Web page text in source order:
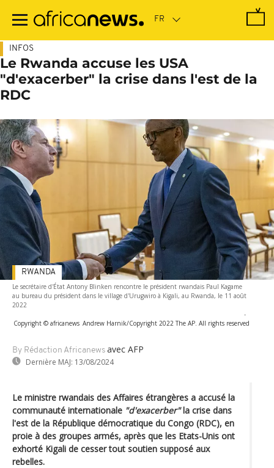
contenu
INFOS
Le Rwanda accuse les USA
"d'exacerber" la crise dans l'est de la
RDC
Le secrétaire d'État Antony Blinken rencontre le président rwandais Paul Kagame
au bureau du président dans le village d'Urugwiro à Kigali, au Rwanda, le 11 août
2022
-
Copyright © africanews Andrew Harnik/Copyright 2022 The AP. All rights reserved
By Rédaction Africanews avec AFP
Dernière MAJ: 13/08/2024
RWANDA
Le ministre rwandais des Affaires étrangères a accusé la
communauté internationale "d'exacerber"la crise dans
l'est de la République démocratique du Congo (RDC), en
proie à des groupes armés, après que les Etats-Unis ont
exhorté Kigali de cesser tout soutien supposé aux
rebelles.